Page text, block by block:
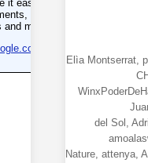
Elìa Montserrat,
del Sol,
Nature, attenya,